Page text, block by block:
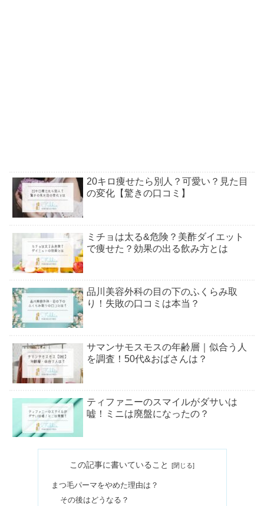
20キロ痩せたら別人？可愛い？見た目
の変化【驚きの口コミ】
ミチョは太る&危険？美酢ダイエット
で痩せた？効果の出る飲み方とは
品川美容外科の目の下のふくらみ取
り！失敗の口コミは本当？
サマンサモスモスの年齢層｜似合う人
を調査！50代&おばさんは？
ティファニーのスマイルがダサいは
嘘！ミニは廃盤になったの？
然は少ない？整形はどう思う？
この記事に書いていること
まつ毛パーマをやめた理由は？
その後はどうなる？